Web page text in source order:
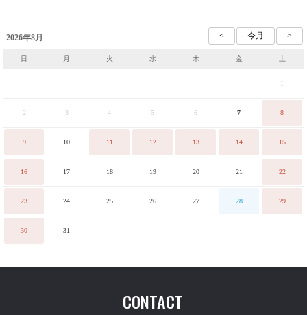
2026年8月
日 月 火 水 木 金 土
1
2 3 4 5 6 7 8
9 10 11 12 13 14 15
16 17 18 19 20 21 22
23 24 25 26 27 28 29
30 31
CONTACT